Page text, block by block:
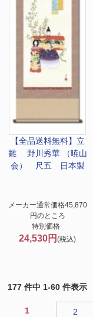
【全品送料無料】 立
雛 野川秀華 （暁山
会） 尺五 日本製
メーカー通常価格45,870
円のところ
特別価格
24,530円(税込)
177 件中 1-60 件表示
1 2